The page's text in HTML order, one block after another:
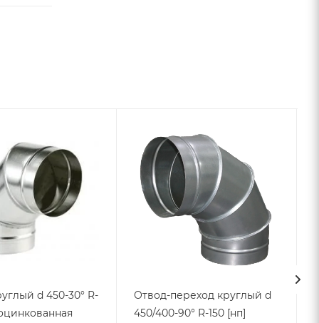
d 450-30° R-
Отвод-переход круглый d
450/400-90° R-150 [нп]